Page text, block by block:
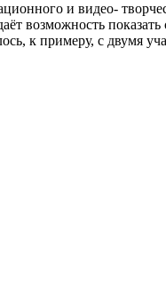
и видео-
возможность
к примеру, с двумя